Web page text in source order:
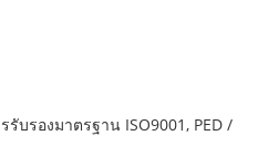
รองมาตรฐาน ISO9001, PED /